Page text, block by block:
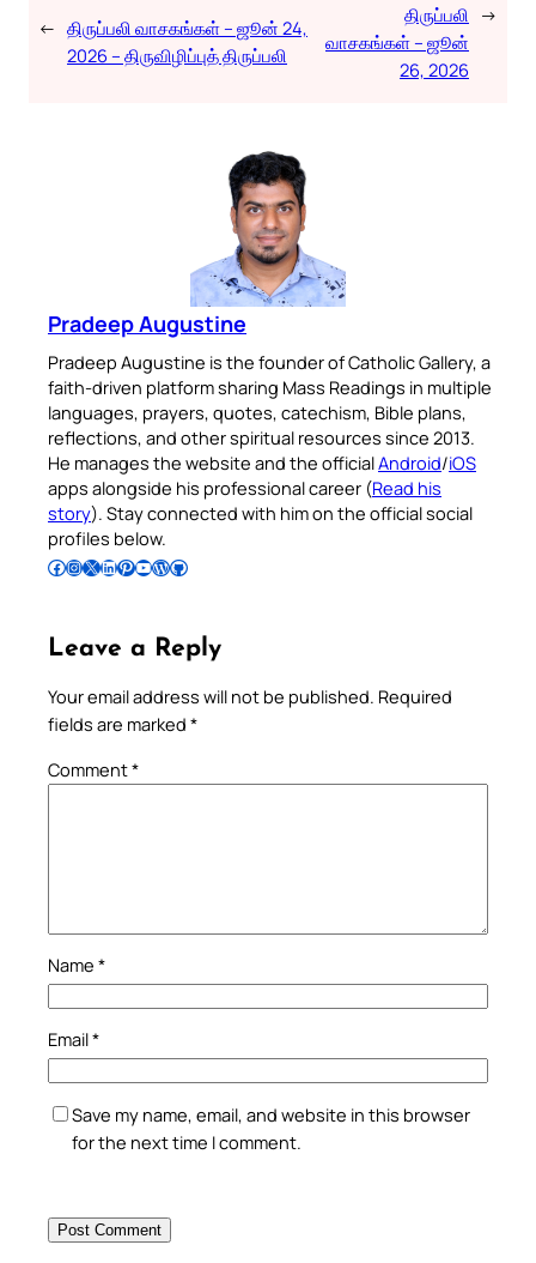
← திருப்பலி வாசகங்கள் – ஜூன் 24,
2026 – திருவிழிப்புத் திருப்பலி
திருப்பலி
வாசகங்கள் – ஜூன்
26, 2026
→
Pradeep Augustine
Pradeep Augustine is the founder of Catholic Gallery, a
faith-driven platform sharing Mass Readings in multiple
languages, prayers, quotes, catechism, Bible plans,
reflections, and other spiritual resources since 2013.
He manages the website and the officialAndroid/iOS
apps alongside his professional career (Read his
story). Stay connected with him on the official social
profiles below.
Follow Pradeep on Facebook Follow Pradeep on InstagramFollow Pradeep on X Follow Pradeep on LinkedIn Follow Pradeep on Pinterest Subscribe to Pradeep’s Youtube Channel Follow Pradeep on WordPress Follow Pradeep on GitHub
Leave a Reply
Your email address will not be published. Required
fields are marked *
Comment*
Name *
Email*
Save my name, email, and website in this browser
for the next time I comment.